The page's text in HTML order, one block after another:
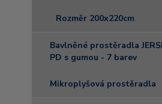
Rozměr 200x220cm
Bavlněné prostěradla
PD s gumou - 7 barev
Mikroplyšová prostěradla